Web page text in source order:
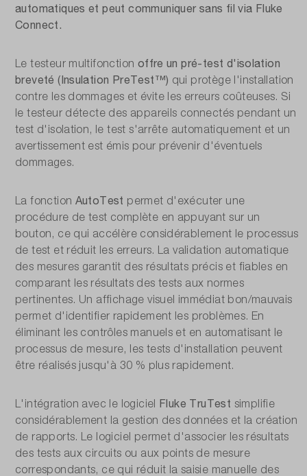
automatiques et peut communiquer sans fil via Fluke
Connect.
Le testeur multifonction offre un pré-test d'isolation
breveté (Insulation PreTest™) qui protège l'installation
contre les dommages et évite les erreurs coûteuses. Si
le testeur détecte des appareils connectés pendant un
test d'isolation, le test s'arrête automatiquement et un
avertissement est émis pour prévenir d'éventuels
dommages.
La fonction AutoTest permet d'exécuter une
procédure de test complète en appuyant sur un
bouton, ce qui accélère considérablement le processus
de test et réduit les erreurs. La validation automatique
des mesures garantit des résultats précis et fiables en
comparant les résultats des tests aux normes
pertinentes. Un affichage visuel immédiat bon/mauvais
permet d'identifier rapidement les problèmes. En
éliminant les contrôles manuels et en automatisant le
processus de mesure, les tests d'installation peuvent
être réalisés jusqu'à 30 % plus rapidement.
L'intégration avec le logiciel Fluke TruTest simplifie
considérablement la gestion des données et la création
de rapports. Le logiciel permet d'associer les résultats
des tests aux circuits ou aux points de mesure
correspondants, ce qui réduit la saisie manuelle des